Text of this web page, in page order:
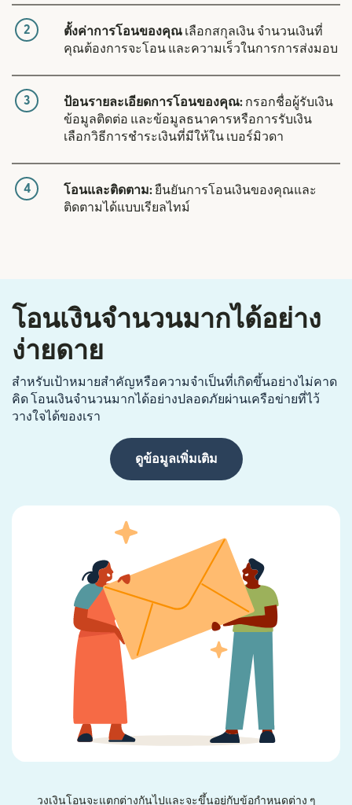
2 ตั้งค่าการโอนของคุณ เลือกสกุลเงิน จำนวนเงินที่
คุณต้องการจะโอน และความเร็วในการการส่งมอบ
3 ป้อนรายละเอียดการโอนของคุณ: กรอกชื่อผู้รับเงิน
ข้อมูลติดต่อ และข้อมูลธนาคารหรือการรับเงิน
เลือกวิธีการชำระเงินที่มีให้ใน เบอร์มิวดา
4 โอนและติดตาม:ยืนยันการโอนเงินของคุณและ
ติดตามได้แบบเรียลไทม์
โอนเงินจำนวนมากได้อย่าง
ง่ายดาย
สำหรับเป้าหมายสำคัญหรือความจำเป็นที่เกิดขึ้นอย่างไม่คาด
คิด โอนเงินจำนวนมากได้อย่างปลอดภัยผ่านเครือข่ายที่ไว้
วางใจได้ของเรา
ดูข้อมูลเพิ่มเติม
วงเงินโอนจะแตกต่างกันไปและจะขึ้นอยู่กับข้อกำหนดต่าง ๆ